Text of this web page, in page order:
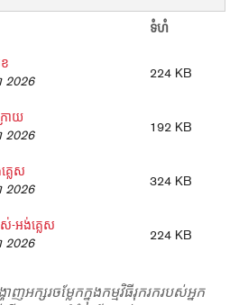
ទំហំ
2026
224 KB
រោយ
2026
192 KB
លេស
2026
324 KB
-អង់គ្លេស
2026
224 KB
អក្សរចម្លែកក្នុងកម្មវិធីរុករករបស់អ្នក